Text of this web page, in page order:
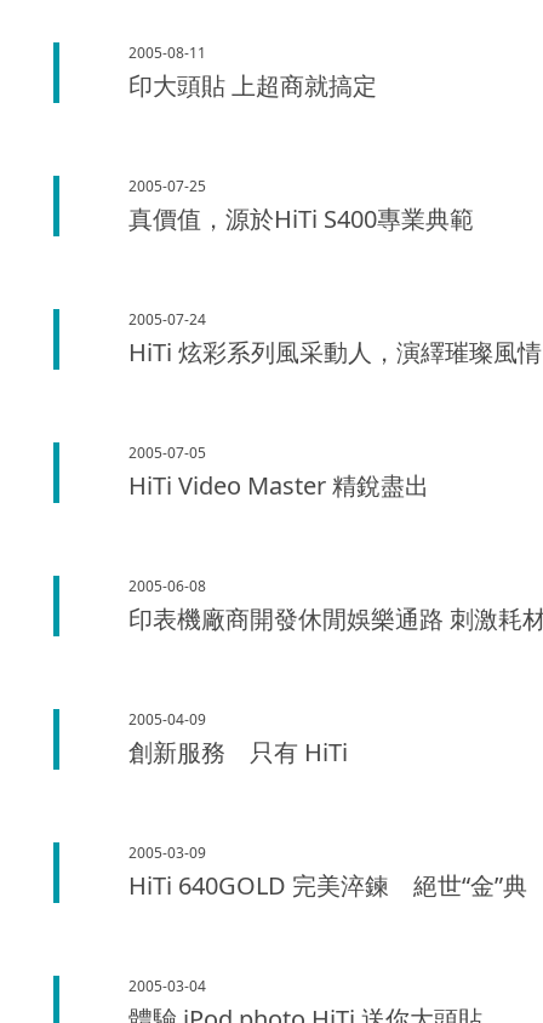
2005-08-11
印大頭貼 上超商就搞定
2005-07-25
真價值，源於HiTi S400專業典範
2005-07-24
HiTi 炫彩系列風采動人，演繹璀璨風情
2005-07-05
HiTi Video Master 精銳盡出
2005-06-08
印表機廠商開發休閒娛樂通路 刺激耗
2005-04-09
創新服務 只有 HiTi
2005-03-09
HiTi 640GOLD 完美淬鍊 絕世“金”典
2005-03-04